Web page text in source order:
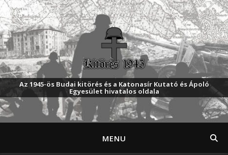
Az 1945-ös Budai kitörés és a Katonasír Kutató és Ápoló
Egyesület hivatalos oldala
MENU